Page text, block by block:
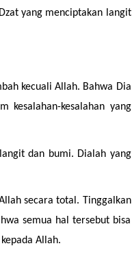
yang menciptakan langit
kecuali Allah. Bahwa Dia
kesalahan-kesalahan yang
dan bumi. Dialah yang
secara total. Tinggalkan
semua hal tersebut bisa
Allah.